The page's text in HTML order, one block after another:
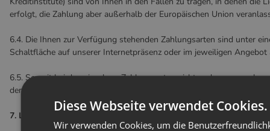
erfolgt, die Zahlung aber außerhalb der Europäischen Union
6.4. Die Ihnen zur Verfügung stehenden Zahlungsarten sind unter
Schaltfläche auf unserer Internetpräsenz oder im jeweiligen Angebot
6.5. Soweit bei den einzelnen Zahlungsarten nicht anders
dem geschlossenen Vertrag sofort zur Zahlung fällig.
7. Lieferbedingungen
Diese Webseite verwendet Cookies.
Wir verwenden Cookies, um die